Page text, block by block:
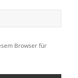
Browser für